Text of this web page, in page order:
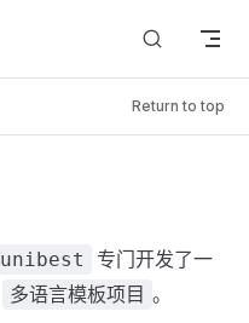
Return to top
unibest
专门开发了一
多语言模板项目 。